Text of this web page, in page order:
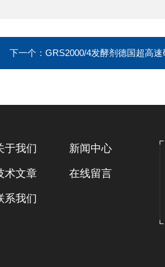
下一个： GRS2000/4发酵剂德国超高
于我们 新闻中心
术文章 在线留言
系我们